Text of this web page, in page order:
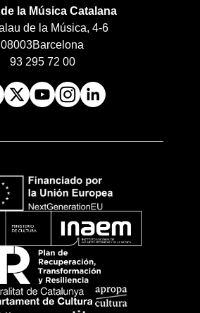
la Música Catalana
de la Música, 4-6
08003Barcelona
93 295 72 00